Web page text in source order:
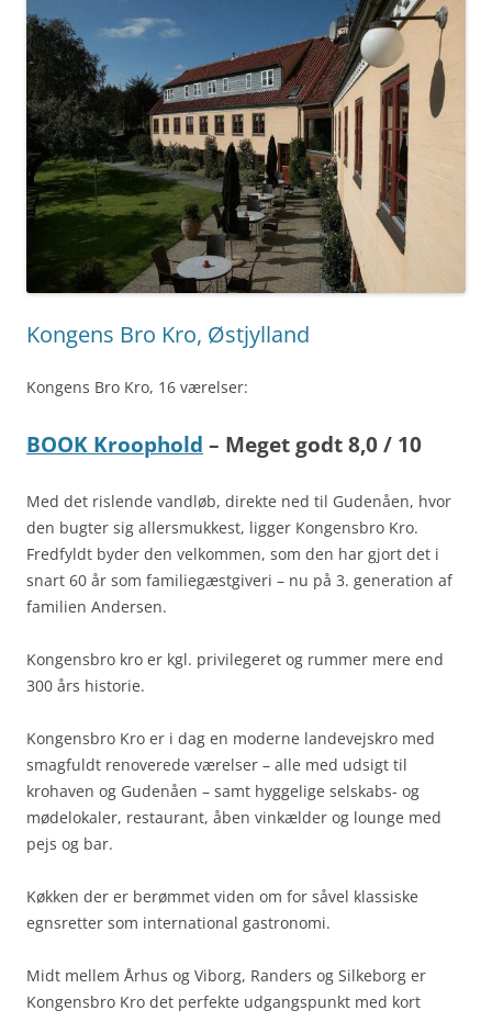
Kongens Bro Kro, Østjylland
Kongens Bro Kro, 16 værelser:
BOOK Kroophold – Meget godt 8,0 / 10
Med det rislende vandløb, direkte ned til Gudenåen, hvor
den bugter sig allersmukkest, ligger Kongensbro Kro.
Fredfyldt byder den velkommen, som den har gjort det i
snart 60 år som familiegæstgiveri – nu på 3. generation af
familien Andersen.
Kongensbro kro er kgl. privilegeret og rummer mere end
300 års historie.
Kongensbro Kro er i dag en moderne landevejskro med
smagfuldt renoverede værelser – alle med udsigt til
krohaven og Gudenåen – samt hyggelige selskabs- og
mødelokaler, restaurant, åben vinkælder og lounge med
pejs og bar.
Køkken der er berømmet viden om for såvel klassiske
egnsretter som international gastronomi.
Midt mellem Århus og Viborg, Randers og Silkeborg er
Kongensbro Kro det perfekte udgangspunkt med kort